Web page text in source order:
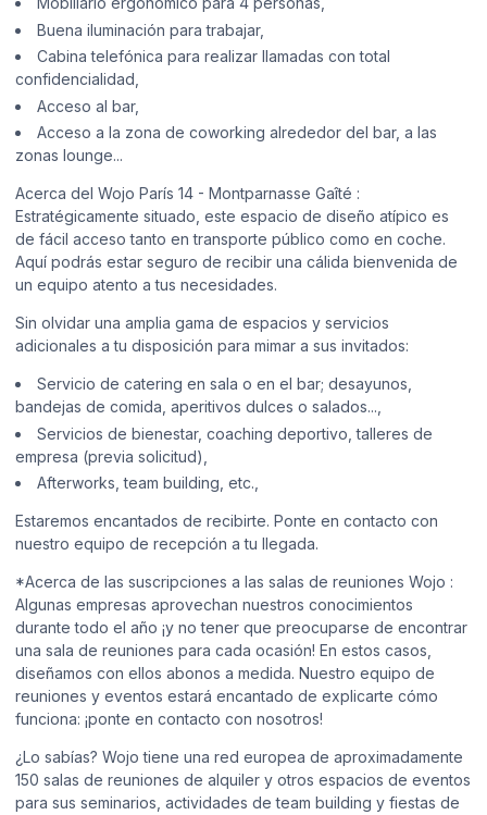
Buena iluminación para trabajar,
Cabina telefónica para realizar llamadas con total
confidencialidad,
Acceso al bar,
Acceso a la zona de coworking alrededor del bar, a las
zonas lounge...
Acerca del Wojo París 14 - Montparnasse Gaîté :
Estratégicamente situado, este espacio de diseño atípico es
de fácil acceso tanto en transporte público como en coche.
Aquí podrás estar seguro de recibir una cálida bienvenida de
un equipo atento a tus necesidades.
Sin olvidar una amplia gama de espacios y servicios
adicionales a tu disposición para mimar a sus invitados:
Servicio de catering en sala o en el bar; desayunos,
bandejas de comida, aperitivos dulces o salados...,
Servicios de bienestar, coaching deportivo, talleres de
empresa (previa solicitud),
Afterworks, team building, etc.,
Estaremos encantados de recibirte. Ponte en contacto con
nuestro equipo de recepción a tu llegada.
*Acerca de las suscripciones a las salas de reuniones Wojo :
Algunas empresas aprovechan nuestros conocimientos
durante todo el año ¡y no tener que preocuparse de encontrar
una sala de reuniones para cada ocasión! En estos casos,
diseñamos con ellos abonos a medida. Nuestro equipo de
reuniones y eventos estará encantado de explicarte cómo
funciona: ¡ponte en contacto con nosotros!
¿Lo sabías? Wojo tiene una red europea de aproximadamente
150 salas de reuniones de alquiler y otros espacios de eventos
para sus seminarios, actividades de team building y fiestas de